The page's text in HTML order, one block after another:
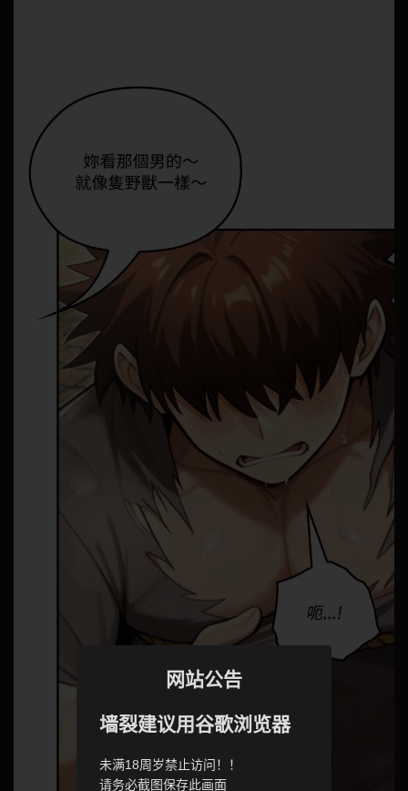
网站公告
墙裂建议用谷歌浏览器
未满18周岁禁止访问！！
请务必截图保存此画面